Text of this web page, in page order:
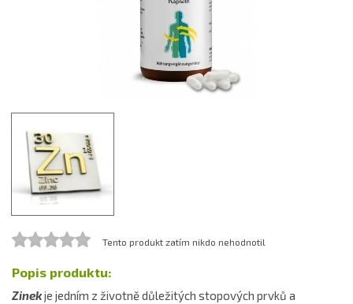
Tento produkt zatím nikdo nehodnotil
Popis produktu:
Zinekje jedním z životně důležitých stopových prvků a